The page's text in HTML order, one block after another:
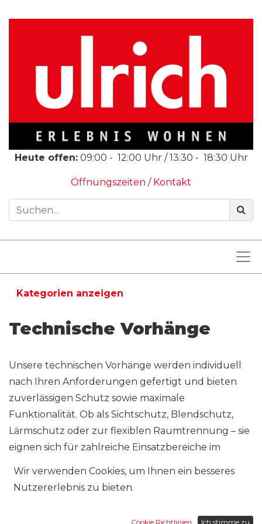
Heute offen: 09:00 - 12:00 Uhr /13:30 - 18:30 Uhr
Öffnungszeiten / Kontakt
Kategorien anzeigen
Technische Vorhänge
Unsere technischen Vorhänge werden individuell
nach Ihren Anforderungen gefertigt und bieten
zuverlässigen Schutz sowie maximale
Funktionalität. Ob als Sichtschutz, Blendschutz,
Lärmschutz oder zur flexiblen Raumtrennung – sie
eignen sich für zahlreiche Einsatzbereiche im
Dank hochwertiger Materialien, präziser
Wir verwenden Cookies, um Ihnen ein besseres
Nutzererlebnis zu bieten.
Cookie Richtlinien Ich stimme zu